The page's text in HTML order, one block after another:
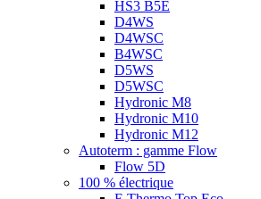
HS3 B5E
D4WS
D4WSC
B4WSC
D5WS
D5WSC
Hydronic M8
Hydronic M10
Hydronic M12
Autoterm : gamme Flow
Flow 5D
100 % électrique